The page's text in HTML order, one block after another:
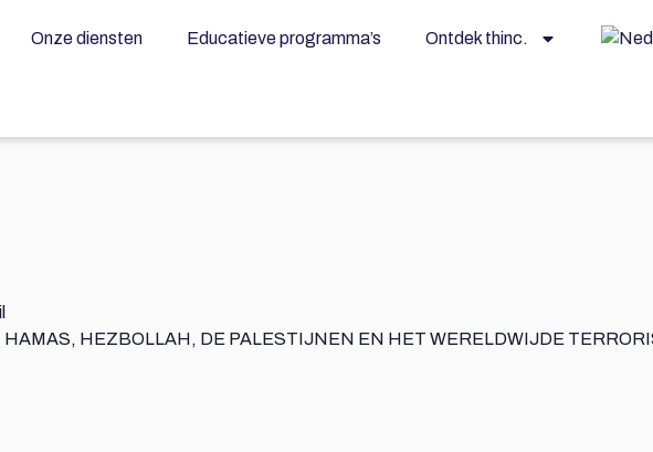
Onze diensten Educatieve programma’s Ontdek thinc.
HAMAS, HEZBOLLAH, DE PALESTIJNEN EN HET WERELDWIJDE